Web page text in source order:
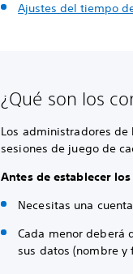
Ajustes del tiempo
¿Qué son los
Los administradores
sesiones de juego de
Antes de establecer
Necesitas una
Cada menor deberá
sus datos (nombre y